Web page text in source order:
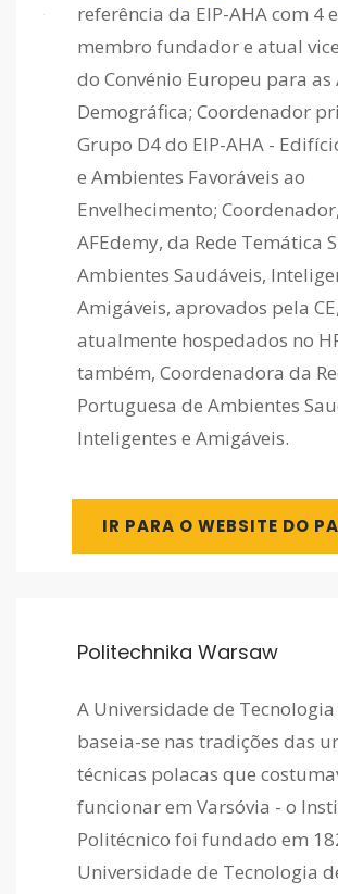
referência da EIP-AHA com 4
membro fundador e atual
do Convénio Europeu para as
Demográfica; Coordenador
Grupo D4 do EIP-AHA -
e Ambientes Favoráveis ao
Envelhecimento;
AFEdemy, da Rede Temática
Ambientes Saudáveis,
Amigáveis, aprovados pela
atualmente hospedados no
também, Coordenadora da
Portuguesa de Ambientes
Inteligentes e Amigáveis.
IR PARA O WEBSITE DO
Politechnika Warsaw
A Universidade de Tecnologia
baseia-se nas tradições das
técnicas polacas que
funcionar em Varsóvia - o
Politécnico foi fundado em
Universidade de Tecnologia